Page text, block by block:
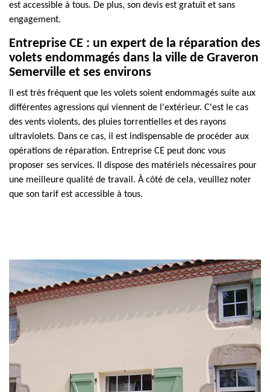
est accessible à tous. De plus, son devis est gratuit et sans
engagement.
Entreprise CE : un expert de la réparation des
volets endommagés dans la ville de Graveron
Semerville et ses environs
Il est très fréquent que les volets soient endommagés suite aux
différentes agressions qui viennent de l'extérieur. C'est le cas
des vents violents, des pluies torrentielles et des rayons
ultraviolets. Dans ce cas, il est indispensable de procéder aux
opérations de réparation. Entreprise CE peut donc vous
proposer ses services. Il dispose des matériels nécessaires pour
une meilleure qualité de travail. À côté de cela, veuillez noter
que son tarif est accessible à tous.